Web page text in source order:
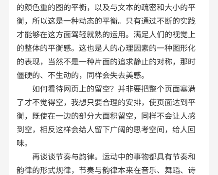
的颜色重的图的平衡，以及与文本的疏密和大小的平
衡，所以这是一种动态的平衡。只有通过不断的实践
才能够在这方面驾轻就熟的运用。满足人们的视觉上
的整体的平衡感。这也是人的心理因素的一种图形化
的表现，当然不是一种片面的追求静止的对称，那时
僵硬的、不生动的，同样会失去美感。
如何看待网页上的留空？并非要把整个页面塞满
了才不觉得空，我想只要合理的安排，使页面达到平
衡，既使在一边的部分大面积留空，同样不会让人感
到空，相反这样会给人留下广阔的思考空间，给人回
味。
再谈谈节奏与韵律。运动中的事物都具有节奏和
韵律的形式规律，节奏与韵律本来在音乐、舞蹈、诗